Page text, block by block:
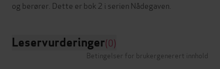
Leservurderinger(0)
Betingelser for brukergenerert innhold